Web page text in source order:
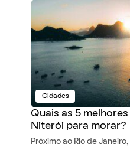
Cidades
Quais as 5
Niterói para morar?
Próximo ao Rio de